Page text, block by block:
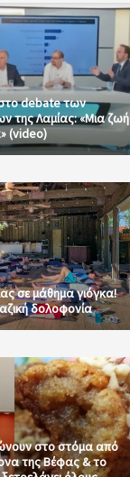
debate των
της Λαμίας: «Μια ζωή
(video)
σε μάθημα γιόγκα!
δολοφονία
στο στόμα από
της Βέφας & το